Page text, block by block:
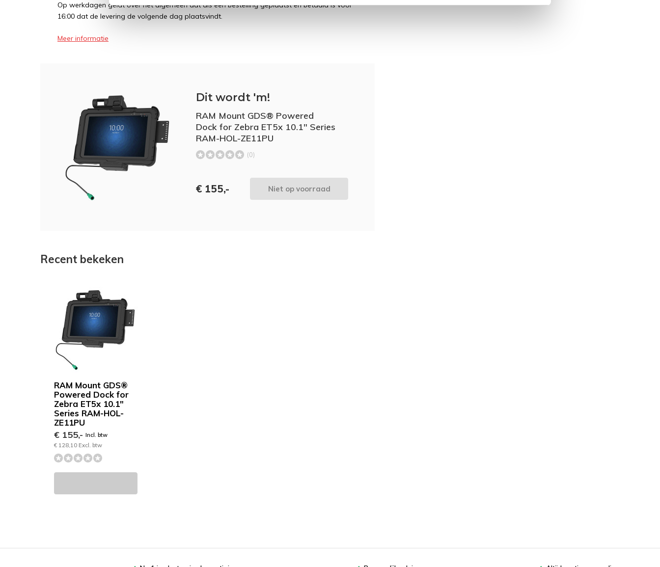
Op werkdagen geldt over het algemeen dat als een bestelling geplaatst en betaald is voor
16:00 dat de levering de volgende dag plaatsvindt.
Meer informatie
Dit wordt 'm!
RAM Mount GDS® Powered
Dock for Zebra ET5x 10.1" Series
RAM-HOL-ZE11PU
(0)
€ 155,- Niet op voorraad
Recent bekeken
RAM Mount GDS®
Powered Dock for
Zebra ET5x 10.1"
Series RAM-HOL-
ZE11PU
€ 155,- Incl. btw
€ 128,10 Excl. btw